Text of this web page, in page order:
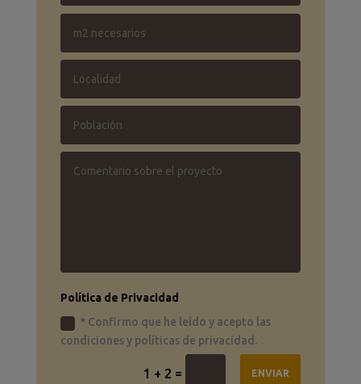
Política de Privacidad
* Confirmo que he leído y acepto las
condiciones y políticas de privacidad.
1 + 2 = ENVIAR